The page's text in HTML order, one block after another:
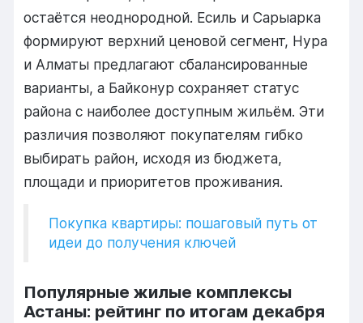
остаётся неоднородной. Есиль и Сарыарка
формируют верхний ценовой сегмент, Нура
и Алматы предлагают сбалансированные
варианты, а Байконур сохраняет статус
района с наиболее доступным жильём. Эти
различия позволяют покупателям гибко
выбирать район, исходя из бюджета,
площади и приоритетов проживания.
Покупка квартиры: пошаговый путь от
идеи до получения ключей
Популярные жилые комплексы
Астаны: рейтинг по итогам декабря